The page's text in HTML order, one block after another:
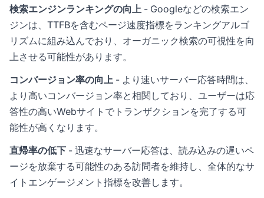
検索エンジンランキングの向上 - Googleなどの検索エン
ジンは、TTFBを含むページ速度指標をランキングアルゴ
リズムに組み込んでおり、オーガニック検索の可視性を向
上させる可能性があります。
コンバージョン率の向上 - より速いサーバー応答時間は、
より高いコンバージョン率と相関しており、ユーザーは応
答性の高いWebサイトでトランザクションを完了する可
能性が高くなります。
直帰率の低下 - 迅速なサーバー応答は、読み込みの遅いペ
ージを放棄する可能性のある訪問者を維持し、全体的なサ
イトエンゲージメント指標を改善します。